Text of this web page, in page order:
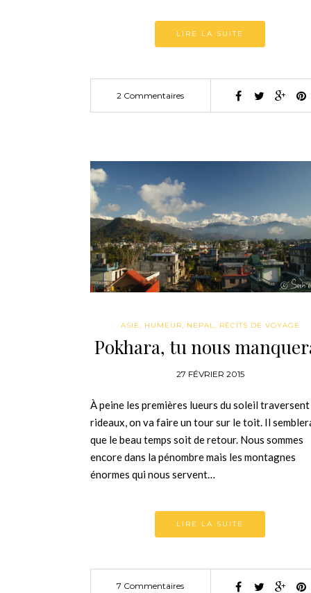
LIRE LA SUITE
2 Commentaires
ASIE, HUMEUR, NEPAL, RÉCITS DE VOYAGE
Pokhara, tu nous
27 FÉVRIER 2015
À peine les premières lueurs du soleil
rideaux, on va faire un tour sur le toit. Il
que le beau temps soit de retour. Nous sommes
encore dans la pénombre mais les montagnes
énormes qui nous servent…
LIRE LA SUITE
7 Commentaires